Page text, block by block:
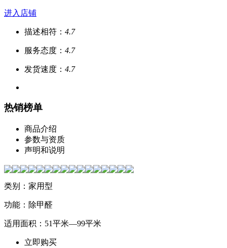
进入店铺
描述相符： 4.7
服务态度： 4.7
发货速度： 4.7
热销榜单
商品介绍
参数与资质
声明和说明
类别：家用型
功能：除甲醛
适用面积：51平米—99平米
立即购买